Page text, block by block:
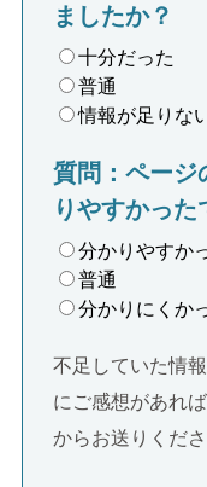
ましたか？
十分だった
普通
情報が足りな
質問：ページ
りやすかった
分かりやすか
普通
分かりにくか
不足していた情
にご感想があれ
からお送りくださ